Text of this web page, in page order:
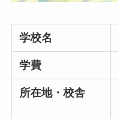
学校名
学費
所在地・校舎